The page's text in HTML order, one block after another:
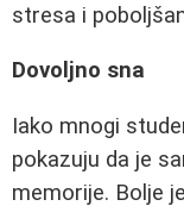
stresa i
Dovoljno sna
Iako mnogi
pokazuju da je
memorije. Bolje